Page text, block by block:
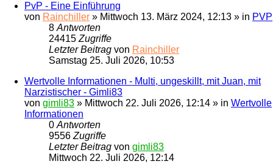
PvP - Eine Einführung
von Rainchiller » Mittwoch 13. März 2024, 12:13 » in PVP
8 Antworten
24415 Zugriffe
Letzter Beitrag von Rainchiller
Samstag 25. Juli 2026, 10:53
Wertvolle Informationen - Multi, ungeskillt, mit Juan, mit
Narzistischer - Gimli83
von gimli83 » Mittwoch 22. Juli 2026, 12:14 » in Wertvolle
Informationen
0 Antworten
9556 Zugriffe
Letzter Beitrag von gimli83
Mittwoch 22. Juli 2026, 12:14